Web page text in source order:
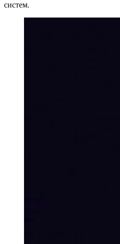
систем.